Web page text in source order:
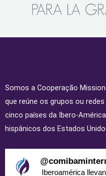
Somos a Cooperação
que reúne os grupos ou
cinco países da Ibero-
hispânicos dos Estados
@
Iberoamérica